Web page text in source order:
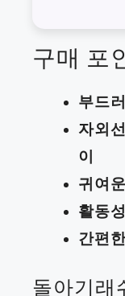
구매 포
부드
자외
이
귀여
활동
간편
돌아기래